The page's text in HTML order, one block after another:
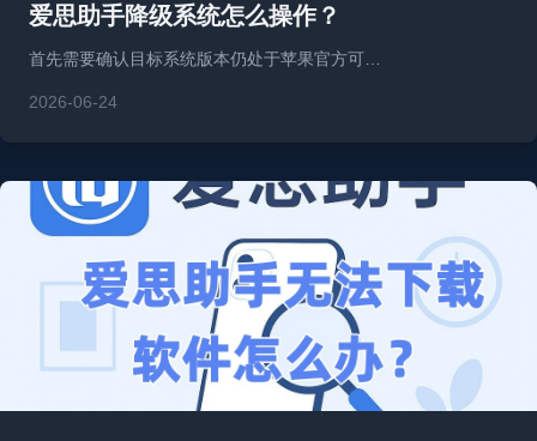
爱思助手降级系统怎么操作？
首先需要确认目标系统版本仍处于苹果官方可…
2026-06-24